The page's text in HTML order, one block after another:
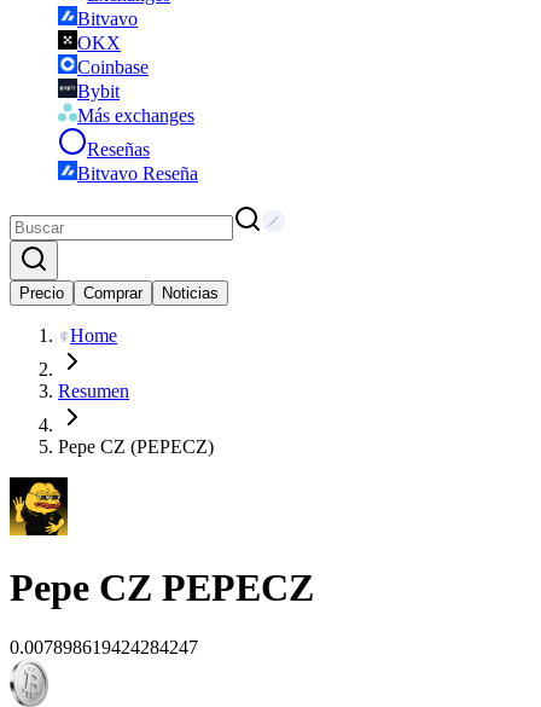
Bitvavo
OKX
Coinbase
Bybit
Más exchanges
Reseñas
Bitvavo Reseña
Precio Comprar Noticias
Home
Resumen
Pepe CZ (PEPECZ)
Pepe CZ PEPECZ
0.007898619424284247